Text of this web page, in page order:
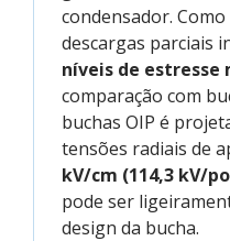
condensador.
descargas parciais
níveis de
comparação com
buchas OIP é
tensões radiais de
kV/cm (114,3 kV/
pode ser
design da bucha.